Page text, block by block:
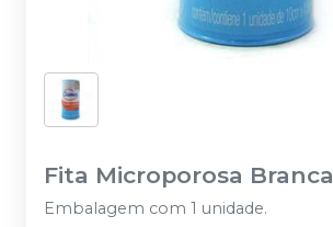
Fita Microporosa Branca
Embalagem com 1 unidade.